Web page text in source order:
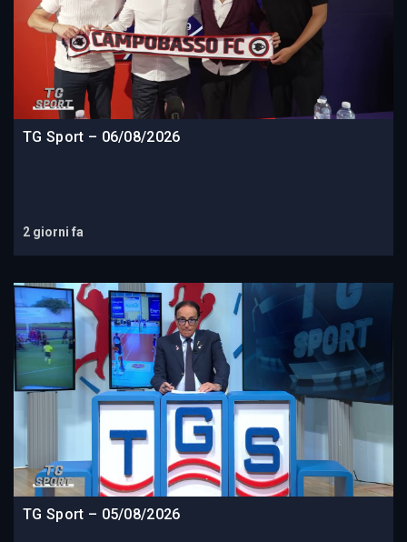
TG Sport – 06/08/2026
2 giorni fa
TG Sport – 05/08/2026